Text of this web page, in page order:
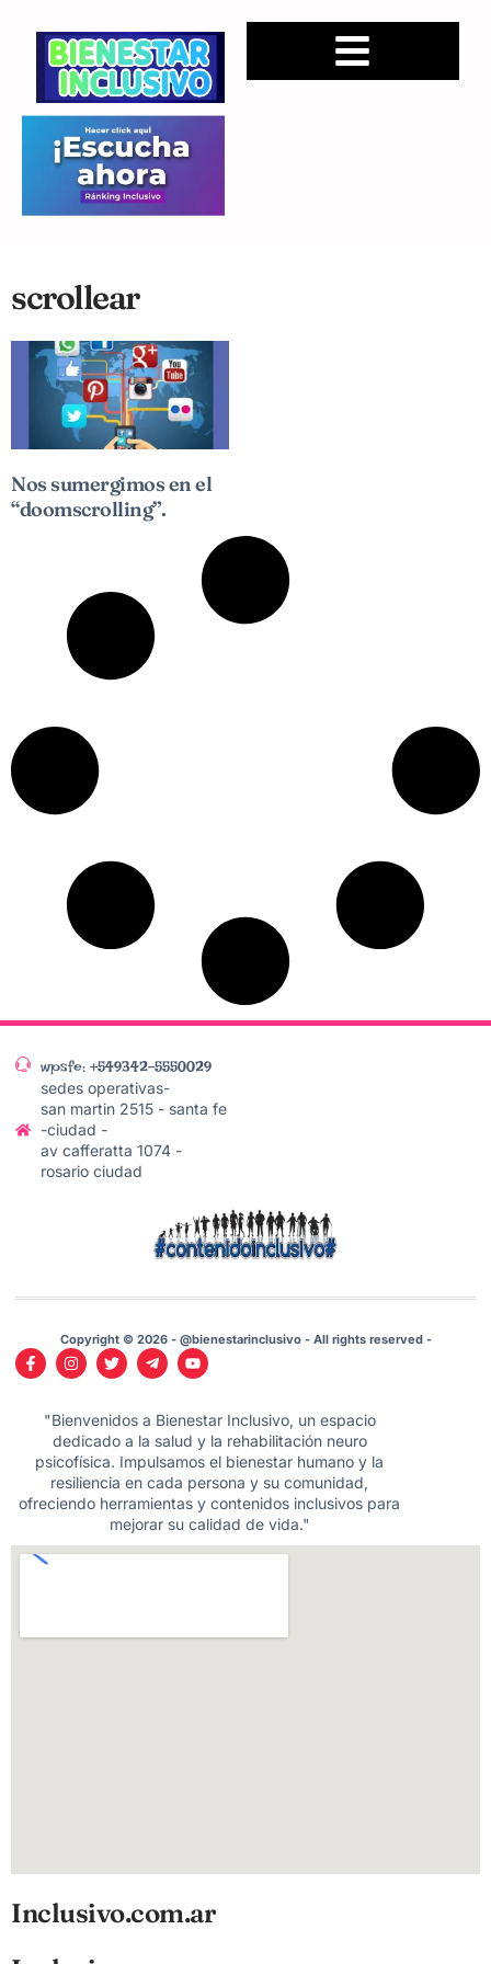
scrollear
Nos sumergimos en el
“doomscrolling”.
wpsfe: +549342-5550029
sedes operativas-
san martin 2515 - santa fe
-ciudad -
av cafferatta 1074 -
rosario ciudad
Copyright © 2026 - @bienestarinclusivo - All rights reserved -
"Bienvenidos a Bienestar Inclusivo, un espacio
dedicado a la salud y la rehabilitación neuro
psicofísica. Impulsamos el bienestar humano y la
resiliencia en cada persona y su comunidad,
ofreciendo herramientas y contenidos inclusivos para
mejorar su calidad de vida."
Inclusivo.com.ar